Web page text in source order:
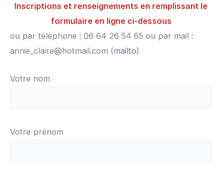
Inscriptions et renseignements en remplissant le
formulaire en ligne ci-dessous
ou par téléphone : 06 64 26 54 65 ou par mail :
annie_claire@hotmail.com (mailto)
Votre nom
Votre prénom